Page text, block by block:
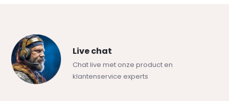
Live chat
Chat live met onze product en
klantenservice experts